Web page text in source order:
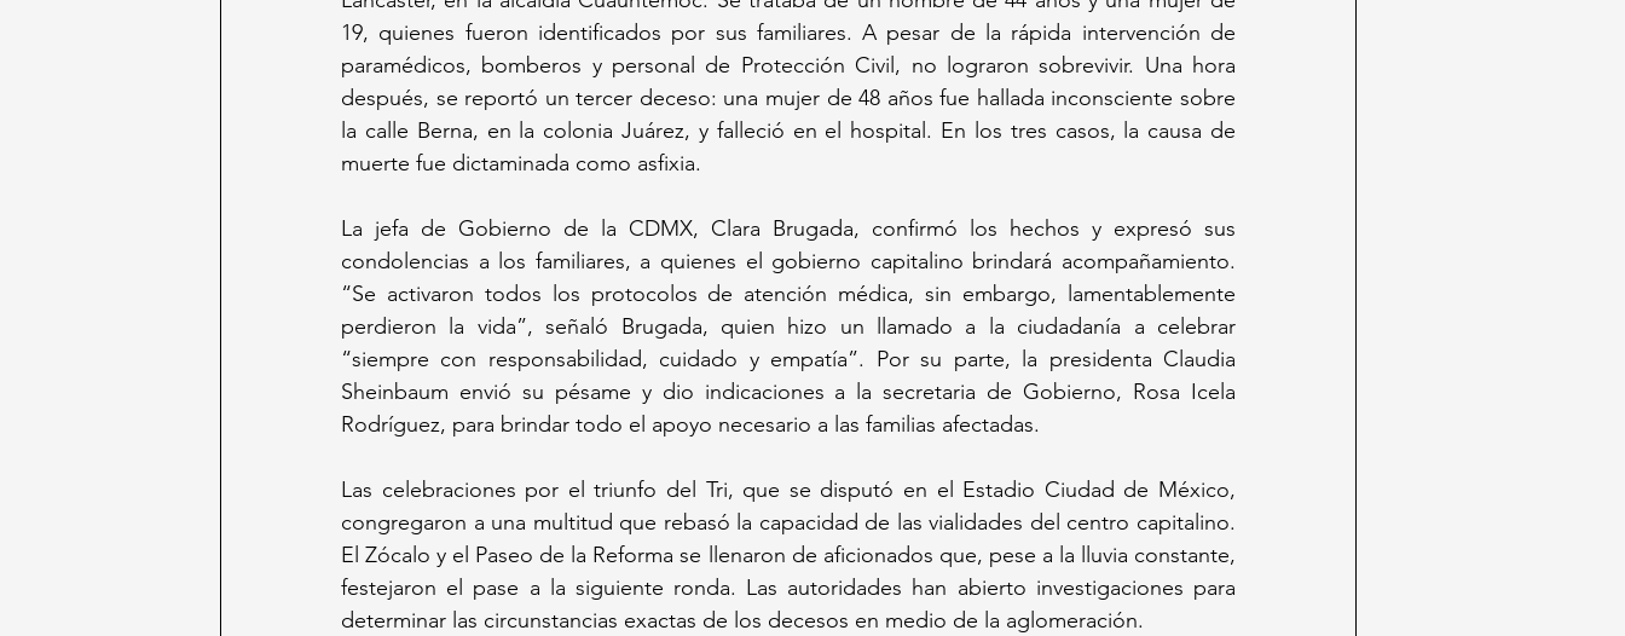
19, quienes fueron identificados por sus familiares. A pesar de la rápida intervención de
paramédicos, bomberos y personal de Protección Civil, no lograron sobrevivir. Una hora
después, se reportó un tercer deceso: una mujer de 48 años fue hallada inconsciente sobre
la calle Berna, en la colonia Juárez, y falleció en el hospital. En los tres casos, la causa de
muerte fue dictaminada como asfixia.
La jefa de Gobierno de la CDMX, Clara Brugada, confirmó los hechos y expresó sus
condolencias a los familiares, a quienes el gobierno capitalino brindará acompañamiento.
“Se activaron todos los protocolos de atención médica, sin embargo, lamentablemente
perdieron la vida”, señaló Brugada, quien hizo un llamado a la ciudadanía a celebrar
“siempre con responsabilidad, cuidado y empatía”. Por su parte, la presidenta Claudia
Sheinbaum envió su pésame y dio indicaciones a la secretaria de Gobierno, Rosa Icela
Rodríguez, para brindar todo el apoyo necesario a las familias afectadas.
Las celebraciones por el triunfo del Tri, que se disputó en el Estadio Ciudad de México,
congregaron a una multitud que rebasó la capacidad de las vialidades del centro capitalino.
El Zócalo y el Paseo de la Reforma se llenaron de aficionados que, pese a la lluvia constante,
festejaron el pase a la siguiente ronda. Las autoridades han abierto investigaciones para
determinar las circunstancias exactas de los decesos en medio de la aglomeración.